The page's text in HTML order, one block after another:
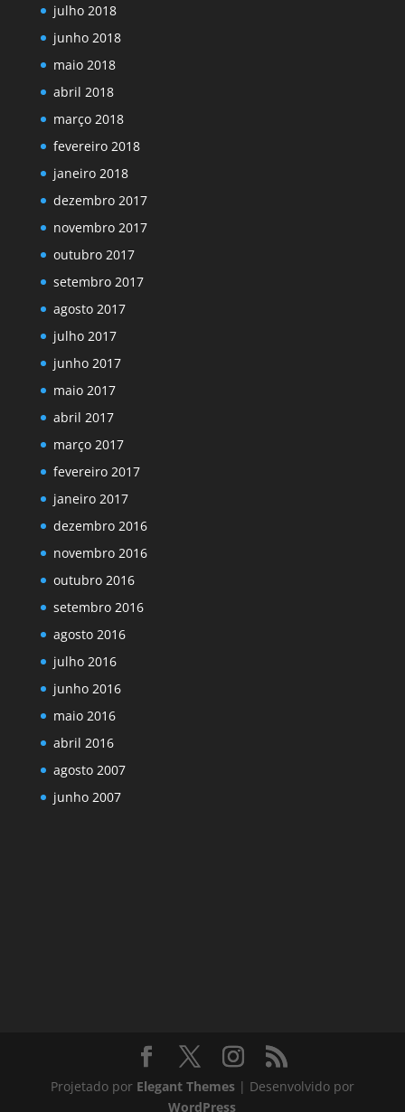
julho 2018
junho 2018
maio 2018
abril 2018
março 2018
fevereiro 2018
janeiro 2018
dezembro 2017
novembro 2017
outubro 2017
setembro 2017
agosto 2017
julho 2017
junho 2017
maio 2017
abril 2017
março 2017
fevereiro 2017
janeiro 2017
dezembro 2016
novembro 2016
outubro 2016
setembro 2016
agosto 2016
julho 2016
junho 2016
maio 2016
abril 2016
agosto 2007
junho 2007
Projetado por Elegant Themes| Desenvolvido por
WordPress